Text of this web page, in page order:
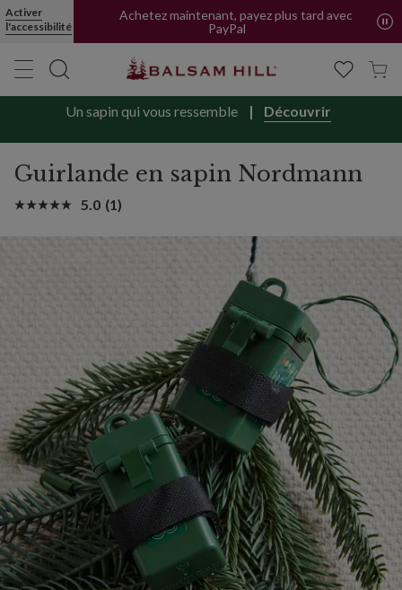
Activer
l'accessibilité
Achetez maintenant, payez plus tard avec
PayPal
Un sapin qui vous ressemble Découvrir
Guirlande en sapin Nordmann
5.0 (1)